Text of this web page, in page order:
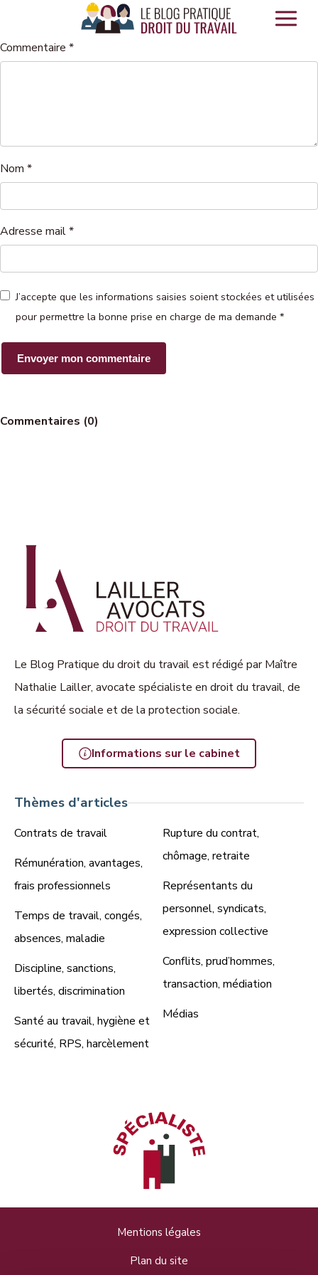
Panneau de gestion des cookies
Commentaire *
Nom *
Adresse mail*
J’accepte que les informations saisies soient stockées et utilisées
pour permettre la bonne prise en charge de ma demande *
Commentaires (0)
Le Blog Pratique du droit du travail est rédigé par Maître
Nathalie Lailler, avocate spécialiste en droit du travail, de
la sécurité sociale et de la protection sociale.
Informations sur le cabinet
Thèmes d'articles
Contrats de travail
Rémunération, avantages,
frais professionnels
Temps de travail, congés,
absences, maladie
Discipline, sanctions,
libertés, discrimination
Santé au travail, hygiène et
sécurité, RPS, harcèlement
Rupture du contrat,
chômage, retraite
Représentants du
personnel, syndicats,
expression collective
Conflits, prud’hommes,
transaction, médiation
Médias
Mentions légales
Plan du site